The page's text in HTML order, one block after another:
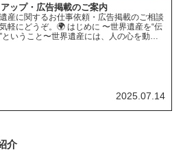
ップ・広告掲載のご案内
産に関するお仕事依頼・広告掲載のご相談
軽にどうぞ。🌍 はじめに 〜世界遺産を“伝
ということ〜世界遺産には、人の心を動か
2025.07.14
介